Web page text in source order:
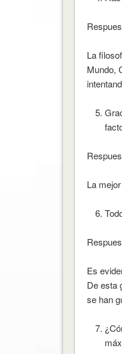
La
Mundo,
La
Es
De esta
se han